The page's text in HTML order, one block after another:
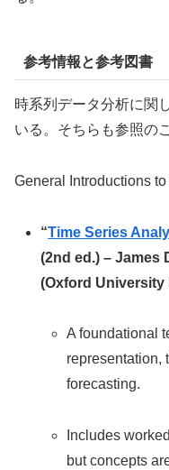
参考情報と参考図書
時系列データ分析に関
いる。そちらも参照の
General Introductions
“Time Series
(2nd ed.) – James
(Oxford University
A foundational
representation,
forecasting.
Includes
but concepts